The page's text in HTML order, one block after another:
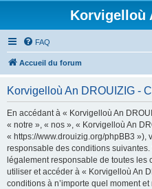
Korvigelloù
FAQ
Accueil du forum
Korvigelloù An DROUIZIG -
En accédant à « Korvigelloù An
« notre », « nos », « Korvigelloù An
« https://www.drouizig.org/phpBB3 »),
responsable des conditions suivantes.
légalement responsable de toutes
utiliser et accéder à « Korvigelloù An
conditions à n’importe quel moment